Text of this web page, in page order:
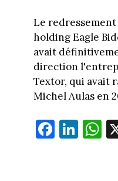
Le
holding Eagle
avait
direction
Textor, qui avait
Michel Aulas en
Fa
ce
Li
nk
W
ha